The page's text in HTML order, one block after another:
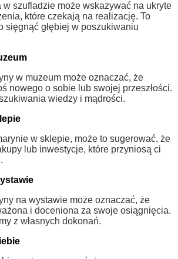
w szufladzie może wskazywać na ukryte
które czekają na realizację. To
sięgnąć głębiej w poszukiwaniu
w muzeum może oznaczać, że
nowego o sobie lub swojej przeszłości.
wiedzy i mądrości.
w sklepie, może to sugerować, że
lub inwestycje, które przyniosą ci
na wystawie może oznaczać, że
i doceniona za swoje osiągnięcia.
z własnych dokonań.